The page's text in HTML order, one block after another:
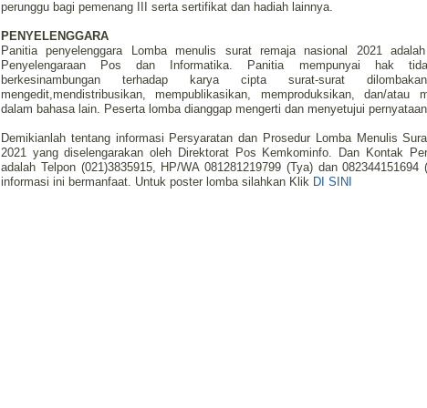
perunggu bagi pemenang III serta sertifikat dan hadiah lainnya.
PENYELENGGARA
Panitia penyelenggara Lomba menulis surat remaja nasional 2021
Penyelengaraan Pos dan Informatika. Panitia mempunyai hak
berkesinambungan terhadap karya cipta surat-surat
mengedit,mendistribusikan, mempublikasikan, memproduksikan, dan/atau
dalam bahasa lain. Peserta lomba dianggap mengerti dan menyetujui
Demikianlah tentang informasi Persyaratan dan Prosedur Lomba Menulis
2021 yang diselengarakan oleh Direktorat Pos Kemkominfo. Dan Kontak
adalah Telpon (021)3835915, HP/WA 081281219799 (Tya) dan 082344151694
informasi ini bermanfaat. Untuk poster lomba silahkan Klik DI SINI